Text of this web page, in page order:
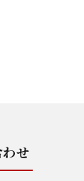
せ